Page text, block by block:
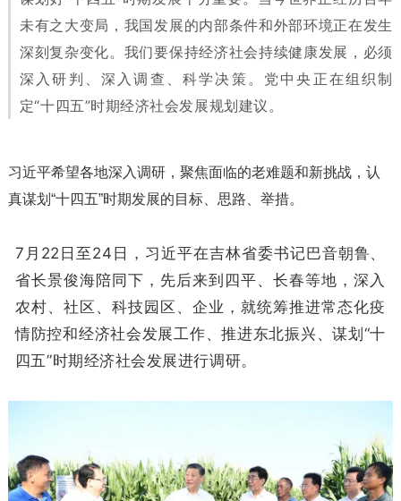
未有之大变局，我国发展的内部条件和外部环境正在发生
深刻复杂变化。我们要保持经济社会持续健康发展，必须
深入研判、深入调查、科学决策。党中央正在组织制
定“十四五”时期经济社会发展规划建议。
习近平希望各地深入调研，聚焦面临的老难题和新挑战，认
真谋划“十四五”时期发展的目标、思路、举措。
7月22日至24日，习近平在吉林省委书记巴音朝鲁、
省长景俊海陪同下，先后来到四平、长春等地，深入
农村、社区、科技园区、企业，就统筹推进常态化疫
情防控和经济社会发展工作、推进东北振兴、谋划“十
四五”时期经济社会发展进行调研。